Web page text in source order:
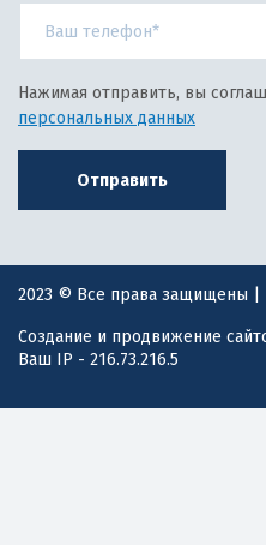
Нажимая отправить, вы
персональных данных
Отправить
2023 © Все права защищены |
Создание и продвижение
Ваш IP - 216.73.216.5